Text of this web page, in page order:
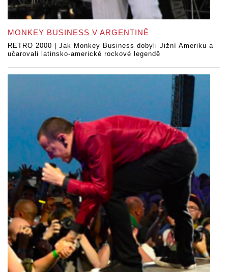
MONKEY BUSINESS V ARGENTINĚ
RETRO 2000 | Jak Monkey Business dobyli Jižní Ameriku a
učarovali latinsko-americké rockové legendě